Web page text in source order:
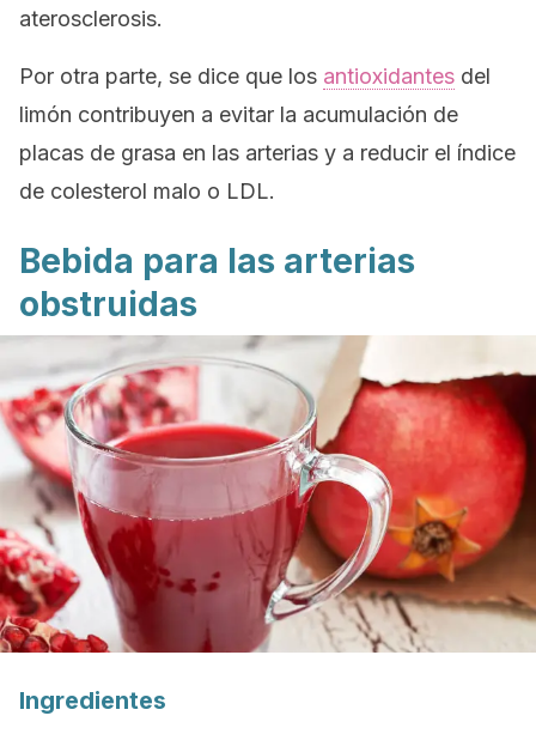
aterosclerosis.
Por otra parte, se dice que los antioxidantes del
limón contribuyen a evitar la acumulación de
placas de grasa en las arterias y a reducir el índice
de colesterol malo o LDL.
Bebida para las arterias
obstruidas
Ingredientes